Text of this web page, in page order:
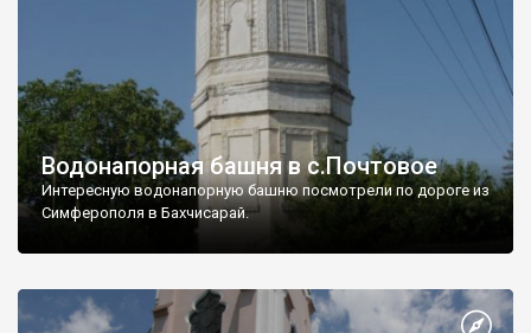
Водонапорная башня в с.Почтовое
Интересную водонапорную башню посмотрели по дороге из
Симферополя в Бахчисарай.